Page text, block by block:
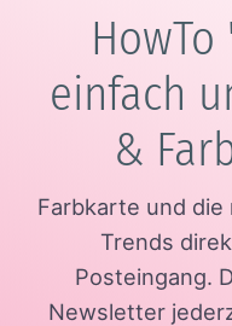
einfach
&
Farbkarte und
Trends
Posteingang.
Newsletter